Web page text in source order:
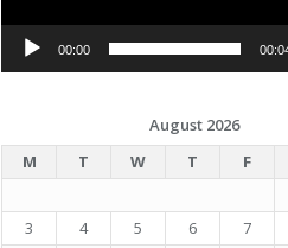
00:00
August 2026
M
T W T F
3
4 5 6 7